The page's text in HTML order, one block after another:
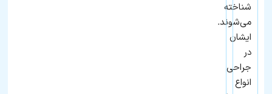
شناخته
می‌شوند.
ایشان
در
جراحی
انواع